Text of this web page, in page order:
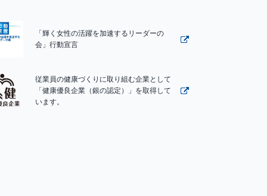
「輝く女性の活躍を加速するリーダーの
会」行動宣言
従業員の健康づくりに取り組む企業として
「健康優良企業（銀の認定）」を取得して
います。